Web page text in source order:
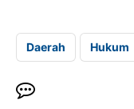
Daerah Hukum